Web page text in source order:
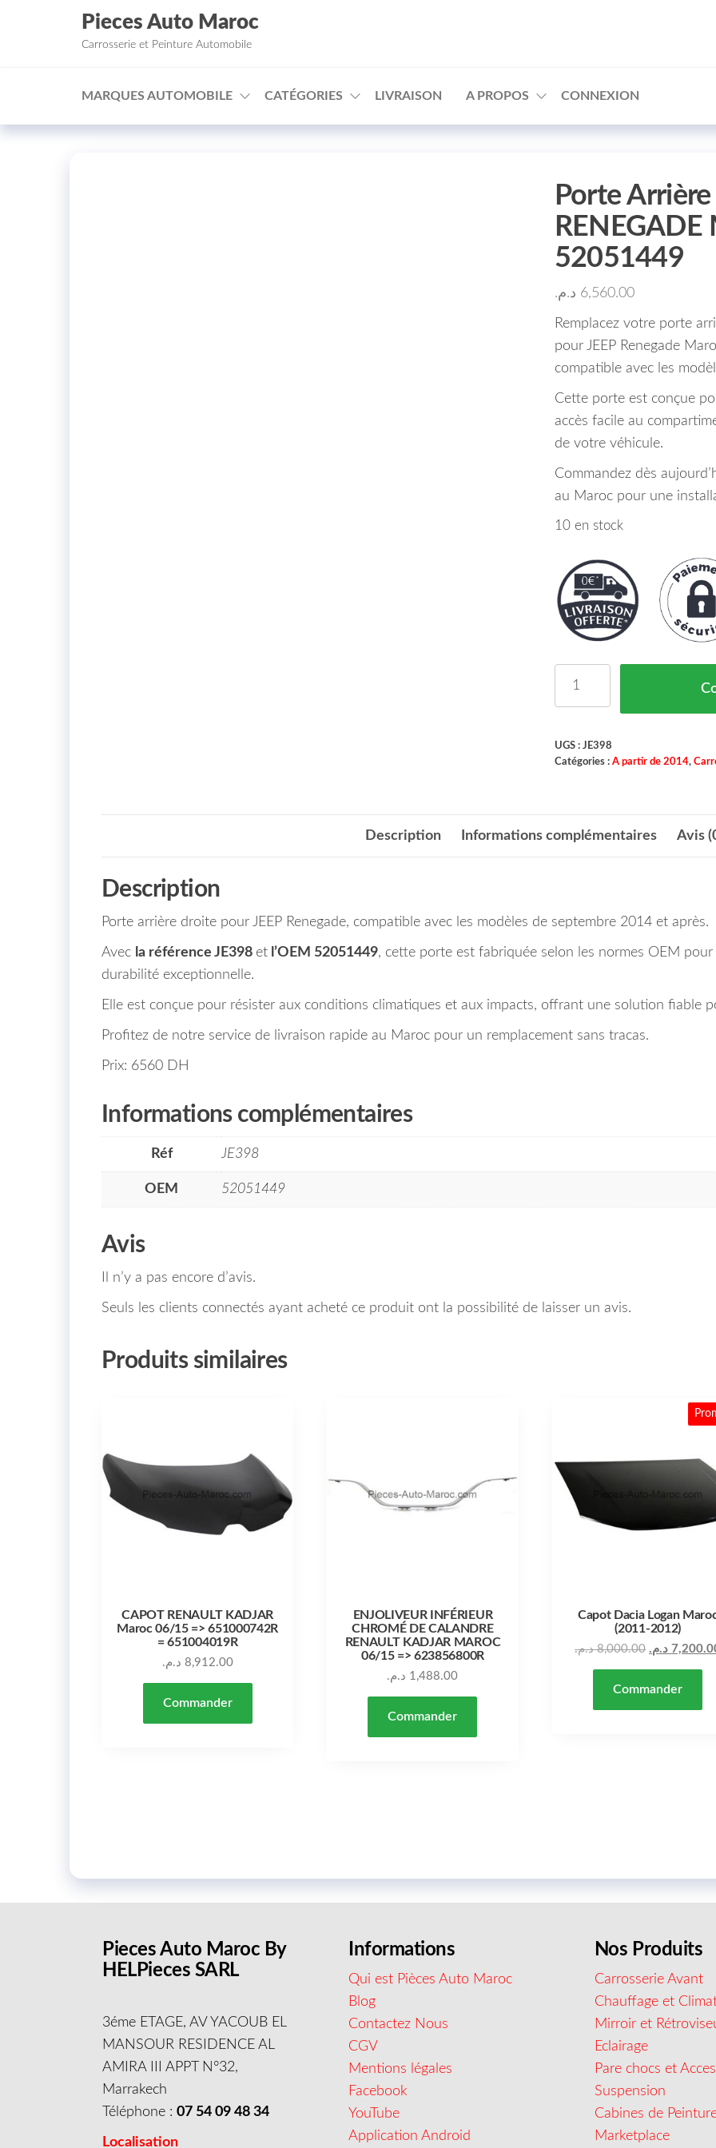
□
Aller au contenu
Pieces Auto Maroc
Carrosserie et Peinture Automobile
MARQUES AUTOMOBILE CATÉGORIES LIVRAISON A PROPOS CONNEXION
Porte
52051449
6,560.00 د.م.
Remplacez votre porte
pour JEEP Renegade
compatible avec les
Cette porte est conçue
accès facile au
de votre véhicule.
Commandez dès
au Maroc pour une
10 en stock
UGS : JE398
Catégories : A partir de 2014,
Description Informations complémentaires Avis
Description
Porte arrière droite pour JEEP Renegade, compatible avec les modèles de septembre 2014 et après.
Avec la référence JE398 et l’OEM 52051449, cette porte est fabriquée selon les normes OEM
durabilité exceptionnelle.
Elle est conçue pour résister aux conditions climatiques et aux impacts, offrant une solution fiable
Profitez de notre service de livraison rapide au Maroc pour un remplacement sans tracas.
Prix: 6560 DH
Informations complémentaires
Réf JE398
OEM 52051449
Avis
Il n’y a pas encore d’avis.
Seuls les clients connectés ayant acheté ce produit ont la possibilité de laisser un avis.
Produits similaires
CAPOT RENAULT KADJAR
Maroc 06/15 => 651000742R
= 651004019R
8,912.00 د.م.
Commander
ENJOLIVEUR INFÉRIEUR
CHROMÉ DE CALANDRE
RENAULT KADJAR MAROC
06/15 => 623856800R
1,488.00 د.م.
Commander
Capot Dacia Logan
(2011-2012)
8,000.00 د.م. د.م.
Commander
Pieces Auto Maroc By
HELPieces SARL
3éme ETAGE, AV YACOUB EL
MANSOUR RESIDENCE AL
AMIRA III APPT N°32,
Marrakech
Téléphone :07 54 09 48 34
Localisation
Informations
Qui est Pièces Auto Maroc
Blog
Contactez Nous
CGV
Mentions légales
Facebook
YouTube
Application Android
Nos Produits
Carrosserie Avant
Chauffage et
Mirroir et
Eclairage
Pare chocs et
Suspension
Cabines de
Marketplace